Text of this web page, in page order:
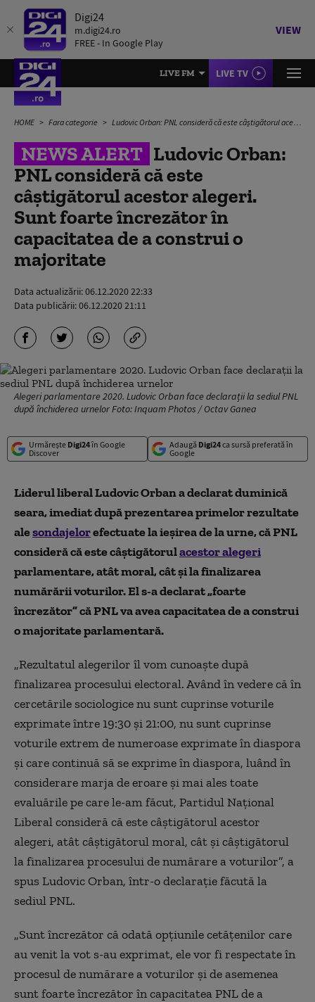
Digi24
m.digi24.ro
FREE - In Google Play
VIEW
LIVE FM LIVE TV
HOME Fara categorie Ludovic Orban: PNL consideră că este câștigătorul acestor alegeri. Sunt foarte încrezător în capacitatea de a construi o majoritate
NEWS ALERT Ludovic Orban:
PNL consideră că este
câștigătorul acestor alegeri.
Sunt foarte încrezător în
capacitatea de a construi o
majoritate
Data actualizării:06.12.2020 22:33
Data publicării:06.12.2020 21:11
Alegeri parlamentare 2020. Ludovic Orban face declarații la sediul PNL
după închiderea urnelor Foto: Inquam Photos / Octav Ganea
Urmărește Digi24în Google
Discover
Adaugă Digi24ca sursă preferată în
Google
Liderul liberal Ludovic Orban a declarat duminică
seara, imediat după prezentarea primelor rezultate
alesondajelorefectuate la ieșirea de la urne, că PNL
consideră că este câștigătorulacestor alegeri
parlamentare, atât moral, cât și la finalizarea
numărării voturilor. El s-a declarat „foarte
încrezător” că PNL va avea capacitatea de a construi
o majoritate parlamentară.
„Rezultatul alegerilor îl vom cunoaște după
finalizarea procesului electoral. Având în vedere că în
cercetările sociologice nu sunt cuprinse voturile
exprimate între 19:30 și 21:00, nu sunt cuprinse
voturile extrem de numeroase exprimate în diaspora
și care continuă să se exprime în diaspora, luând în
considerare marja de eroare și mai ales toate
evaluările pe care le-am făcut, Partidul Național
Liberal consideră că este câștigătorul acestor
alegeri, atât câștigătorul moral, cât și câștigătorul
la finalizarea procesului de numărare a voturilor”, a
spus Ludovic Orban, într-o declarație făcută la
sediul PNL.
„Sunt încrezător că odată opțiunile cetățenilor care
au venit la vot s-au exprimat, ele vor fi respectate în
procesul de numărare a voturilor și de asemenea
sunt foarte încrezător în capacitatea PNL de a